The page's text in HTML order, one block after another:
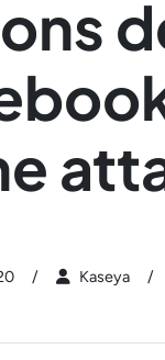
Kaseya